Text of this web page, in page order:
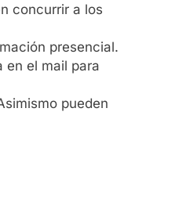
concurrir a los
presencial.
en el mail para
pueden